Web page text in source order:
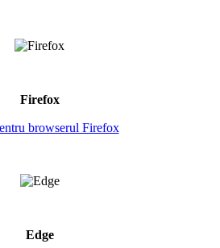
Firefox
browserul Firefox
Edge